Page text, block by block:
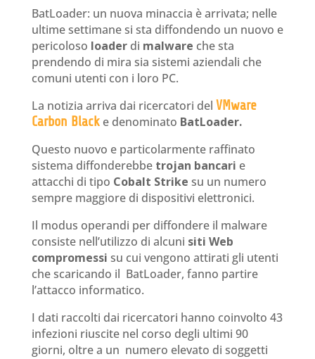
BatLoader: un nuova minaccia è arrivata; nelle
ultime settimane si sta diffondendo un nuovo e
pericoloso loaderdi malware che sta
prendendo di mira sia sistemi aziendali che
comuni utenti con i loro PC.
La notizia arriva dai ricercatori del VMware
Carbon Blacke denominato BatLoader.
Questo nuovo e particolarmente raffinato
sistema diffonderebbe trojan bancari e
attacchi di tipo Cobalt Strike su un numero
sempre maggiore di dispositivi elettronici.
Il modus operandi per diffondere il malware
consiste nell’utilizzo di alcuni siti Web
compromessi su cui vengono attirati gli utenti
che scaricando il BatLoader, fanno partire
l’attacco informatico.
I dati raccolti dai ricercatori hanno coinvolto 43
infezioni riuscite nel corso degli ultimi 90
giorni, oltre a un numero elevato di soggetti